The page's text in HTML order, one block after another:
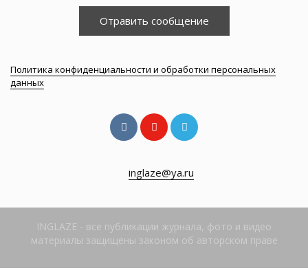
Отравить сообщение
Политика конфиденциальности и обработки персональных
данных
inglaze@ya.ru
INGLAZE - все публикации журнала, фото и видео
материалы защищены законом об авторском праве